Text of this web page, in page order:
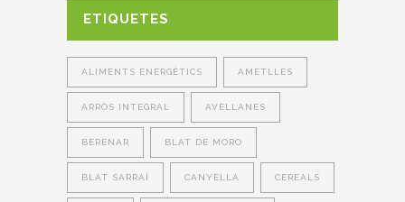
ETIQUETES
ALIMENTS ENERGÈTICS AMETLLES
ARRÒS INTEGRAL AVELLANES
BERENAR BLAT DE MORO
BLAT SARRAÍ CANYELLA CEREALS